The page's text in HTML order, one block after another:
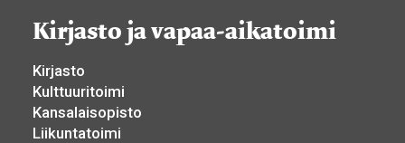
Kirjasto ja vapaa-aikatoimi
Kirjasto
Kulttuuritoimi
Kansalaisopisto
Liikuntatoimi